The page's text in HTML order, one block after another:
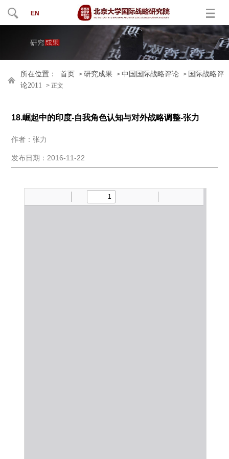
EN
所在位置： 首页 >研究成果 >中国国际战略评论 > 国际战略评
论2011
> 正文
18.崛起中的印度-自我角色认知与对外战略调整-张力
作者：张力
发布日期：2016-11-22